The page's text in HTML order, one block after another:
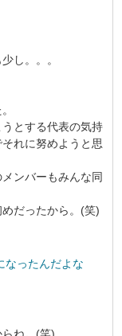
し。。。
とする代表の気持
れに努めようと思
ンバーもみんな同
だったから。(笑)
ったんだよな